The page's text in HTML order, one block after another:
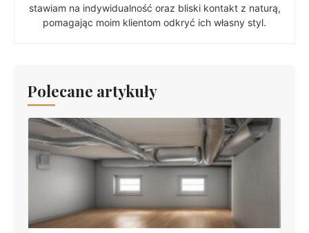
stawiam na indywidualność oraz bliski kontakt z naturą,
pomagając moim klientom odkryć ich własny styl.
Polecane artykuły